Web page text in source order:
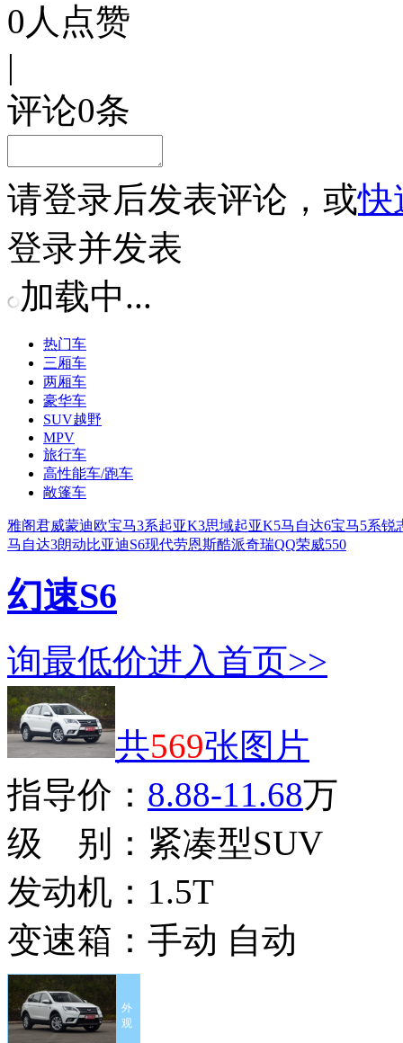
0 人点赞
|
评论0条
请登录后发表评论，或快
登录并发表
加载中...
热门车
三厢车
两厢车
豪华车
SUV越野
MPV
旅行车
高性能车/跑车
敞篷车
雅阁君威蒙迪欧宝马3系起亚K3思域起亚K5马自达6宝马5系锐
马自达3朗动比亚迪S6现代劳恩斯酷派奇瑞QQ荣威550
幻速S6
询最低价进入首页>>
共569张图片
指导价： 8.88-11.68万
级 别： 紧凑型SUV
发动机： 1.5T
变速箱： 手动 自动
外
观